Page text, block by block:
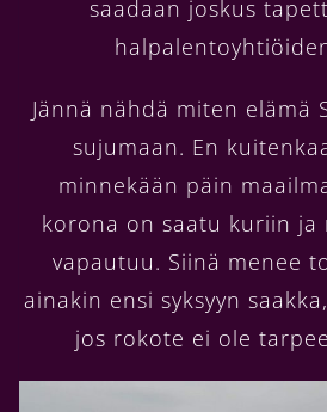
saadaan joskus
Jännä nähdä miten elämä
sujumaan. En
minnekään päin
korona on saatu kuriin ja
vapautuu. Siinä menee
ainakin ensi syksyyn
jos rokote ei ole